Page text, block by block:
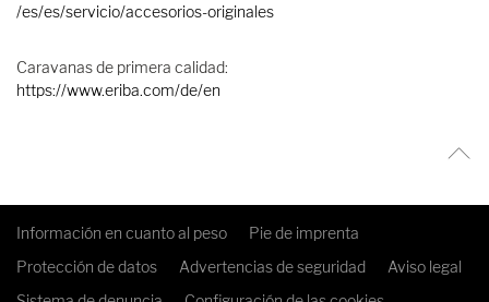
/es/es/servicio/accesorios-originales
Caravanas de primera calidad:
https://www.eriba.com/de/en
Información en cuanto al peso
Pie de imprenta
Protección de datos
Advertencias de seguridad
Aviso legal